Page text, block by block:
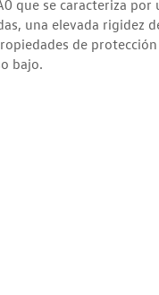
que se caracteriza por
una elevada rigidez
de
bajo.